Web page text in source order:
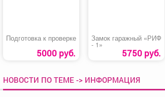
Подготовка к проверке
5000 руб.
Замок гаражный «РИФ
- 1»
5750 руб.
НОВОСТИ ПО ТЕМЕ -> ИНФОРМАЦИЯ